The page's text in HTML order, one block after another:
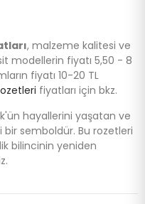
, malzeme kalitesi ve
modellerin fiyatı 5,50 - 8
fiyatı 10-20 TL
fiyatları için bkz.
hayallerini yaşatan ve
semboldür. Bu rozetleri
bilincinin yeniden